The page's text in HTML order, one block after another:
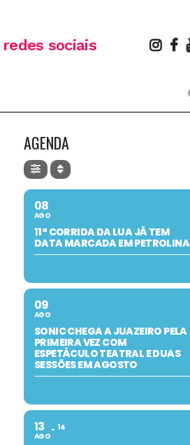
redes sociais
AGENDA
08
AGO
11ª CORRIDA DA LUA JÁ TEM
DATA MARCADA EM PETROLINA
09
AGO
SONIC CHEGA A JUAZEIRO PELA
PRIMEIRA VEZ COM
ESPETÁCULO TEATRAL E DUAS
SESSÕES EM AGOSTO
13
AGO
14